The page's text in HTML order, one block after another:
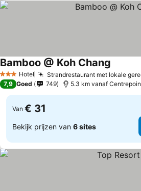
3 SterrenHotel Strandrestaurant met lokale
Bamboo @ Koh Chang
7,9 Goed 749 5.3 km vanaf
Van € 31
Bekijk prijzen van 6 sites